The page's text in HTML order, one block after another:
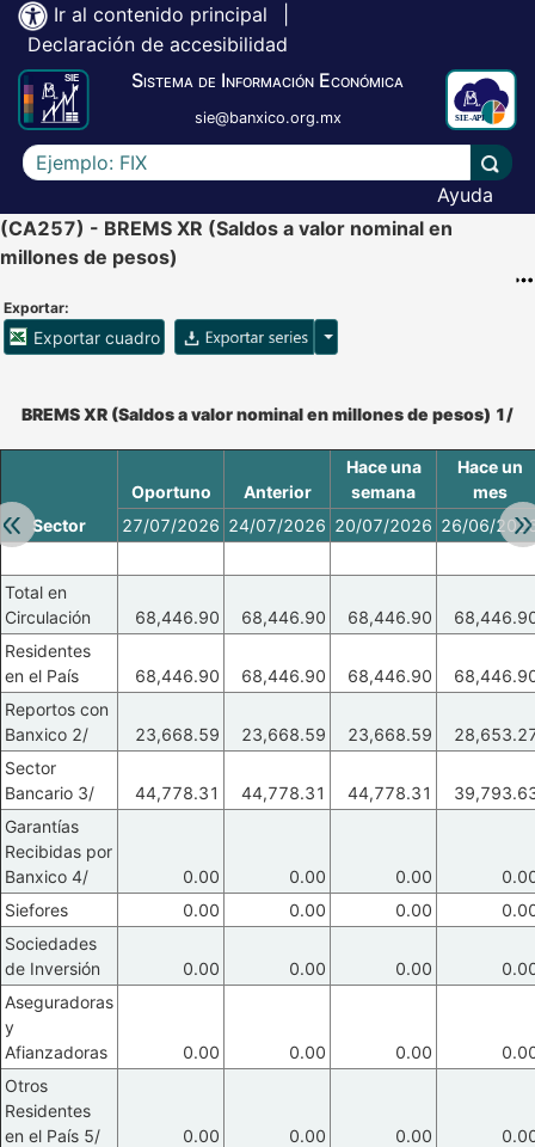
Ir al contenido principal
Declaración de accesibilidad
Sistema de Información Económica
sie@banxico.org.mx
Escriba el texto a buscar
Ayuda
(CA257) - BREMS XR (Saldos a valor nominal en
millones de pesos)
Exportar:
Exportar cuadro Opciones para exportar
Retroceder:
Accesibilidad de Cuadros Analíticos, al exportar el cuadro
BREMS XR (Saldos a valor nominal en millones de pesos) 1/
Sector
Oportuno Anterior
Hace una
semana
Hace un
mes
27/07/2026 24/07/2026 20/07/2026 26/06/
Total en
Circulación
68,446.90 68,446.90 68,446.90
Residentes
en el País
68,446.90 68,446.90 68,446.90
Reportos con
Banxico 2/
23,668.59 23,668.59 23,668.59
Sector
Bancario 3/
44,778.31 44,778.31 44,778.31
Garantías
Recibidas por
Banxico 4/
0.00 0.00 0.00
Siefores
0.00 0.00 0.00
Sociedades
de Inversión
0.00 0.00 0.00
Aseguradoras
y
Afianzadoras
0.00 0.00 0.00
Otros
Residentes
en el País 5/
0.00 0.00 0.00